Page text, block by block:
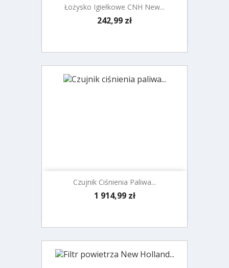
Łożysko Igiełkowe CNH New...
Cena
242,99 zł
Czujnik Ciśnienia Paliwa...
Cena
1 914,99 zł